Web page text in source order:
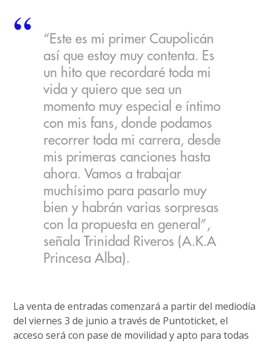
“Este es mi primer Caupolicán
así que estoy muy contenta. Es
un hito que recordaré toda mi
vida y quiero que sea un
momento muy especial e íntimo
con mis fans, donde podamos
recorrer toda mi carrera, desde
mis primeras canciones hasta
ahora. Vamos a trabajar
muchísimo para pasarlo muy
bien y habrán varias sorpresas
con la propuesta en general”,
señala Trinidad Riveros (A.K.A
Princesa Alba).
La venta de entradas comenzará a partir del mediodía
del viernes 3 de junio a través de Puntoticket, el
acceso será con pase de movilidad y apto para todas